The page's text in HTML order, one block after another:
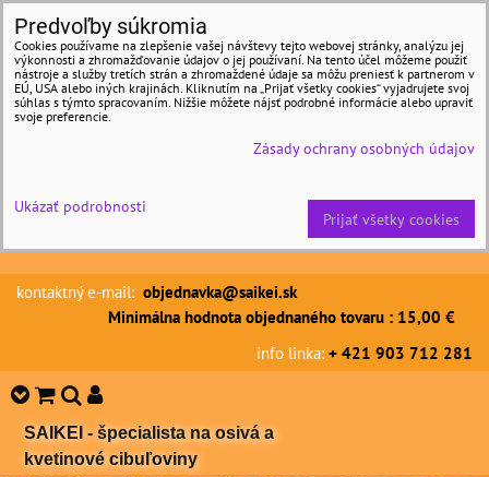
kontaktný e-mail: objednavka@saikei.sk
Minimálna hodnota objednaného tovaru : 15,00 €
info linka: + 421 903 712 281
SAIKEI - špecialista na osivá a
kvetinové cibuľoviny
Predvoľby súkromia
Cookies používame na zlepšenie vašej návštevy tejto webovej stránky, analýzu jej
výkonnosti a zhromažďovanie údajov o jej používaní. Na tento účel môžeme použiť
nástroje a služby tretích strán a zhromaždené údaje sa môžu preniesť k partnerom v
EÚ, USA alebo iných krajinách. Kliknutím na „Prijať všetky cookies“ vyjadrujete svoj
súhlas s týmto spracovaním. Nižšie môžete nájsť podrobné informácie alebo upraviť
svoje preferencie.
Zásady ochrany osobných údajov
Ukázať podrobnosti
Prijať všetky cookies